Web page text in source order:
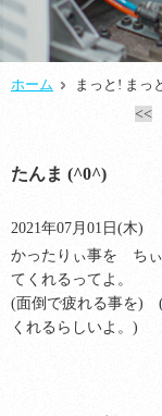
ホーム
まっと! まっ
<<
たんま (^0^)
2021年07月01日(木)
かったりぃ事を ち
てくれるってよ。
(面倒で疲れる事を)
くれるらしいよ。)